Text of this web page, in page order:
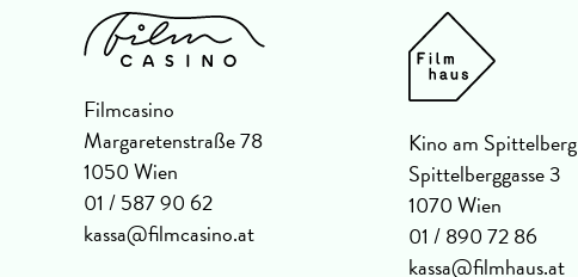
Filmcasino
Margaretenstraße 78
1050 Wien
01 / 587 90 62
kassa@filmcasino.at
Kino am Spittelberg
Spittelberggasse 3
1070 Wien
01 / 890 72 86
kassa@filmhaus.at